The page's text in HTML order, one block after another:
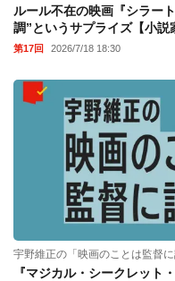
ルール不在の映画『シラー
調”というサプライズ【小説
第17回 2026/7/18 18:30
宇野維正の「映画のことは監督に
『マジカル・シークレット